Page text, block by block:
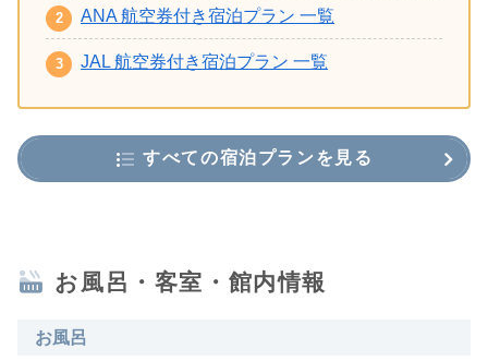
ANA 航空券付き宿泊プラン 一覧
JAL 航空券付き宿泊プラン 一覧
すべての宿泊プランを見る
お風呂・客室・館内情報
お風呂